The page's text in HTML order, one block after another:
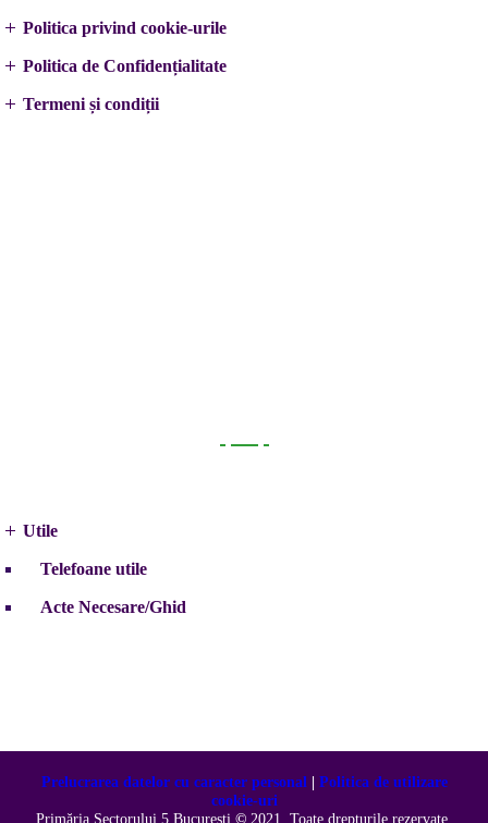
Politica privind cookie-urile
Politica de Confidențialitate
Termeni și condiții
Utile
Telefoane utile
Acte Necesare/Ghid
Prelucrarea datelor cu caracter personal| Politica de utilizare
cookie-uri
Primăria Sectorului 5 București ©️ 2021. Toate drepturile rezervate.